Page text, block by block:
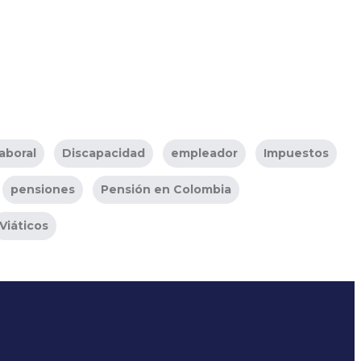
Discapacidad empleador Impuestos
pensiones Pensión en Colombia
Viáticos